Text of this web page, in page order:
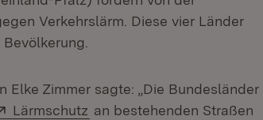
Verkehrslärm. Diese vier Länder
Zimmer sagte: „Die Bundesländer
Extern:
Lärmschutz (Öffnet in neuem Fenster)
an bestehenden Straßen